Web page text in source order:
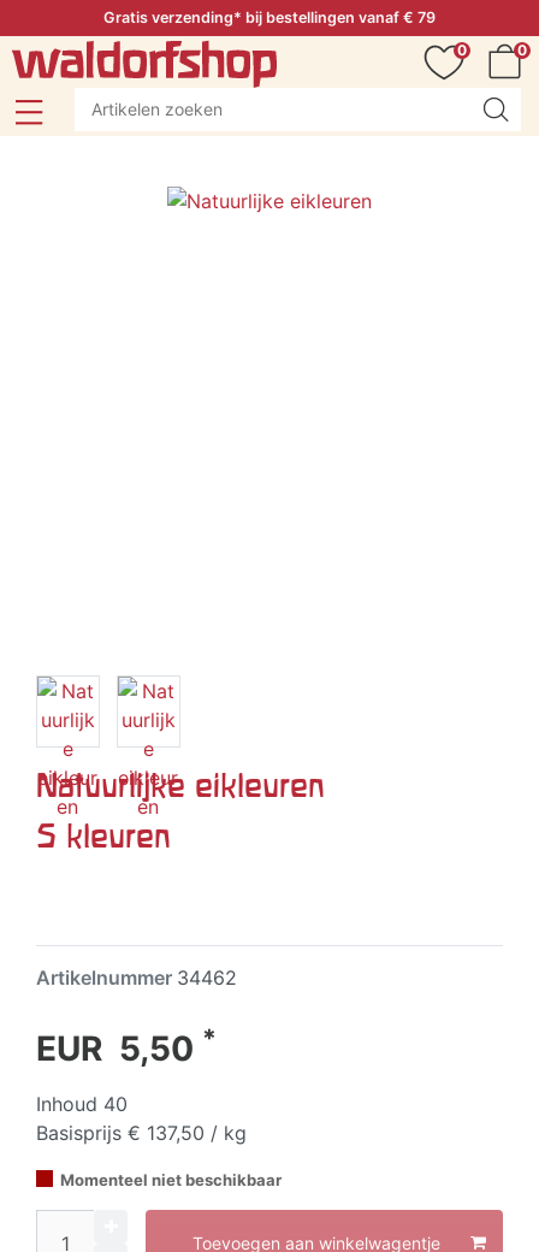
Gratis verzending* bij bestellingen vanaf € 79
0
0
Natuurlijke eikleuren
5 kleuren
Artikelnummer 34462
EUR 5,50 *
Inhoud 40
Basisprijs € 137,50 / kg
Momenteel niet beschikbaar
Toevoegen aan winkelwagentje